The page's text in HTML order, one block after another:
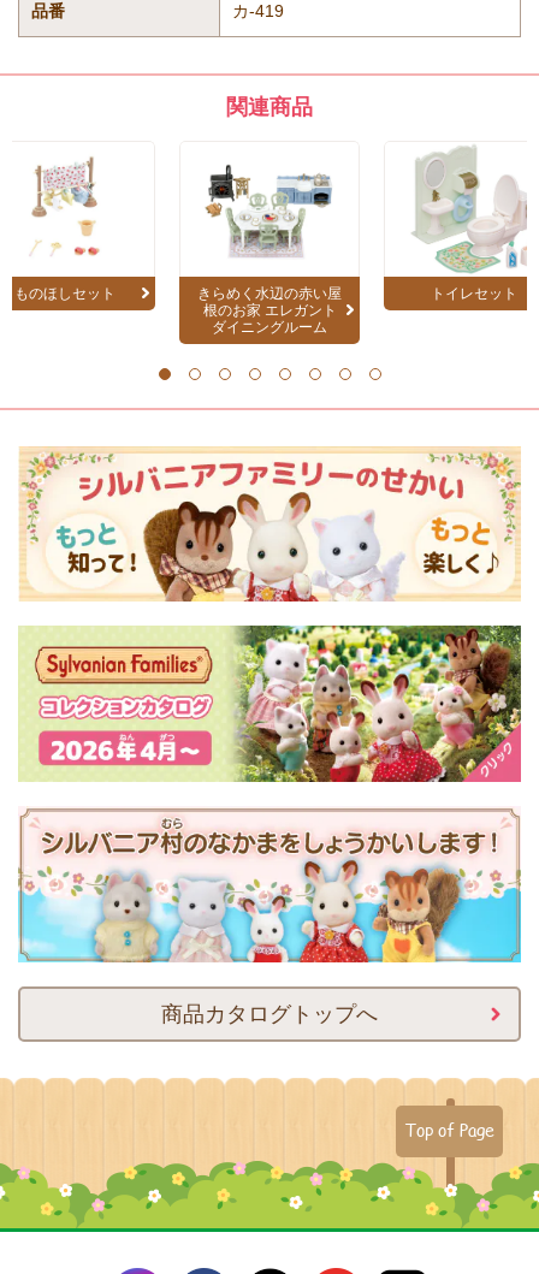
品番 カ-419
関連商品
ものほしセット
きらめく水辺の赤い屋
根のお家 エレガント
ダイニングルーム
トイレセット
商品カタログトップへ
Top of Page